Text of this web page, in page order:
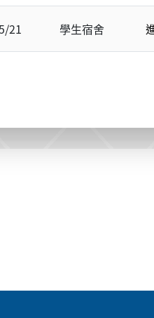
21 學生宿舍